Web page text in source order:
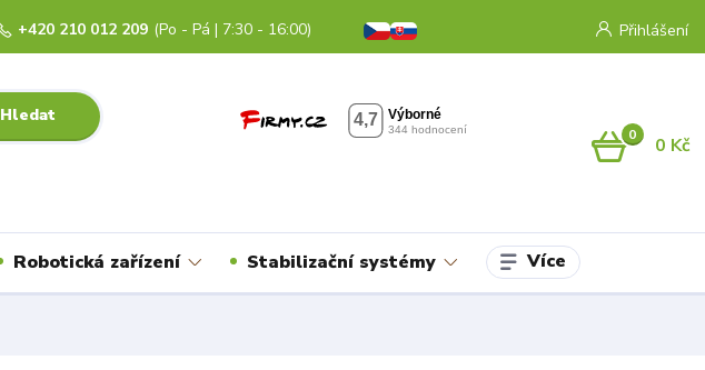
Přihlášení
Hledat
+420 210 012 209 (Po - Pá | 7:30 - 16:00)
0 0 Kč
Robotická zařízení Stabilizační systémy Více